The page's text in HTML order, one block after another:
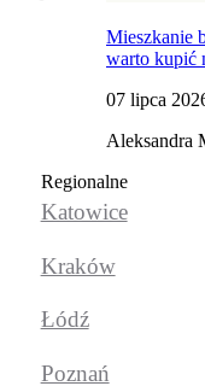
Mieszkanie
warto kupić
07 lipca
Aleksandra
Regionalne
Katowice
Kraków
Łódź
Poznań